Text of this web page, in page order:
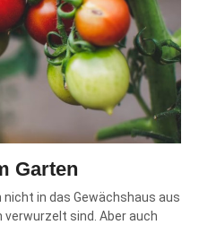
Garten
in das Gewächshaus aus
verwurzelt sind. Aber auch